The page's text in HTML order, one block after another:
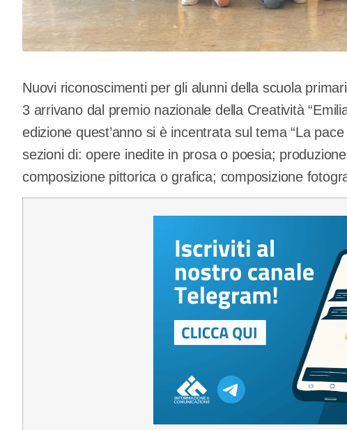
Nuovi riconoscimenti per gli alunni della scuola
3 arrivano dal premio nazionale della Creatività
edizione quest’anno si è incentrata sul tema “La
sezioni di: opere inedite in prosa o poesia;
composizione pittorica o grafica; composizione